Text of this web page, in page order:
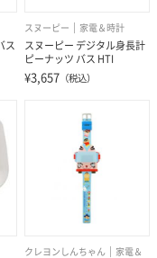
ス
スヌーピー 家電＆時計
スヌーピー デジタル身長計
ピーナッツ バス HTI
¥3,657 （税込）
クレヨンしんちゃん
家電＆